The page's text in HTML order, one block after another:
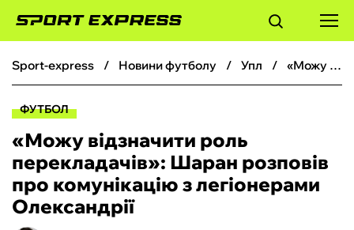
ФУТБОЛ
БОКС
ХОКЕЙ
sport-express новини футболу упл «Можу відзначити роль перекладачів»: Шаран розповів про комунікацію з легіонерами Олександрії
ФУТБОЛ
«Можу відзначити роль
перекладачів»: Шаран розповів
про комунікацію з легіонерами
Олександрії